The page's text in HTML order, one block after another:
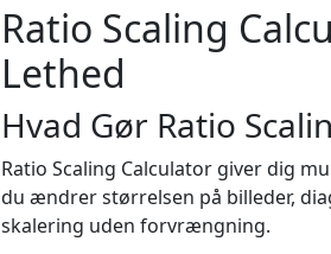
Ratio Scaling
Lethed
Hvad Gør Ratio
Ratio Scaling Calculator giver dig
du ændrer størrelsen på billeder,
skalering uden forvrængning.